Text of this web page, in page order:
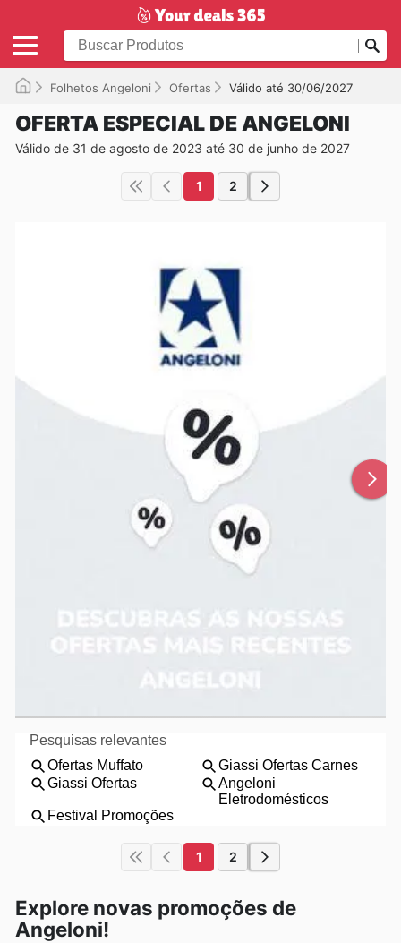
Folhetos Angeloni Ofertas Válido até 30/06/2027
OFERTA ESPECIAL DE ANGELONI
Válido de 31 de agosto de 2023 até 30 de junho de 2027
1 2
1 2
Explore novas promoções de
Angeloni!